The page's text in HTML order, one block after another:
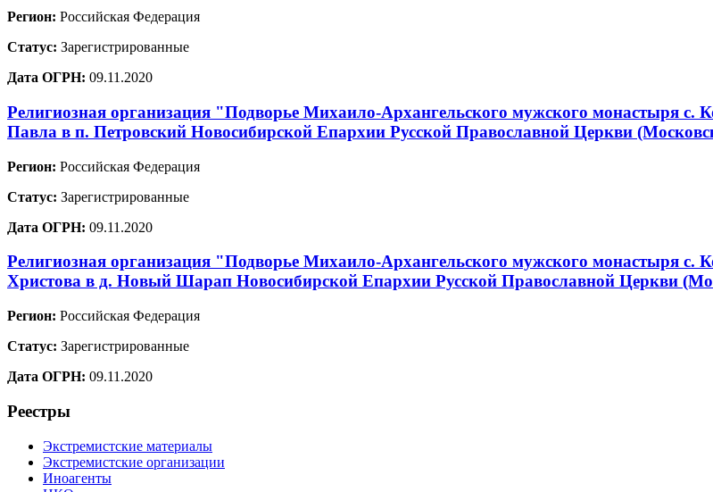
Регион: Российская Федерация
Статус: Зарегистрированные
Дата ОГРН: 09.11.2020
Религиозная организация "Подворье Михаило-Архангельского мужского монастыря с.
Павла в п. Петровский Новосибирской Епархии Русской Православной Церкви
Регион: Российская Федерация
Статус: Зарегистрированные
Дата ОГРН: 09.11.2020
Религиозная организация "Подворье Михаило-Архангельского мужского монастыря с.
Христова в д. Новый Шарап Новосибирской Епархии Русской Православной Церкви
Регион: Российская Федерация
Статус: Зарегистрированные
Дата ОГРН: 09.11.2020
Реестры
Экстремистские материалы
Экстремистские организации
Иноагенты